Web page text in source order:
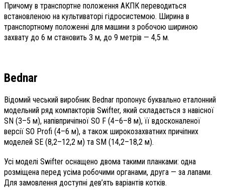
Причому в транспортне положення АКПК переводиться
встановленою на культиваторі гідросистемою. Ширина в
транспортному положенні для машини з робочою шириною
захвату до 6 м становить 3 м, до 9 метрів — 4,5 м.
Bednar
Відомий чеський виробник Bednar пропонує буквально еталонний
модельний ряд компакторів Swifter, який складається з навісної
SN (3–5 м), напівпричіпної SO F (4–6–8 м), її вдосконаленої
версії SO Profi (4–6 м), а також широкозахватних причіпних
моделей SE (8,2–12,2 м) та SM (14,2–18,2 м).
Усі моделі Swifter оснащено двома такими планками: одна
розміщена перед усіма робочими органами, друга — за лапами.
Для замовлення доступні дев’ять варіантів котків.